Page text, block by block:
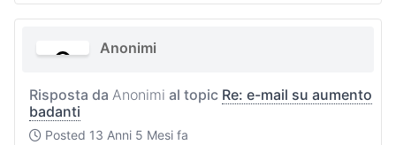
Anonimi
Risposta da Anonimi al topic Re: e-mail su aumento
badanti
Posted 13 Anni 5 Mesi fa